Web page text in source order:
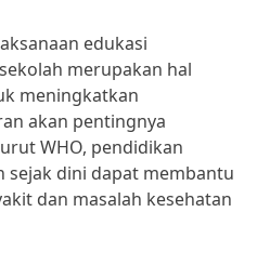
edukasi
merupakan hal
meningkatkan
akan pentingnya
WHO, pendidikan
sejak dini dapat membantu
dan masalah kesehatan